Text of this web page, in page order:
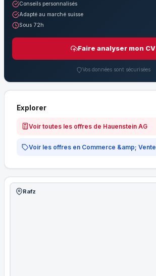
Conseils personnalisés
Adapté au marché suisse
Sous 72h
Faire analyser mon CV
Vos données sont sécurisées
Explorer
Voir toutes les offres de Hauenstein AG
Voir les offres en Commerce &amp; Vente
Rafz